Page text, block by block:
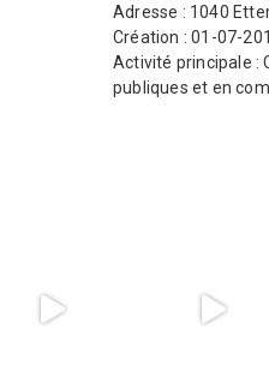
Adresse : 1040
Création : 01-07-
Activité principale :
publiques et en